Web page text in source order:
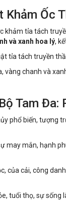
Khảm Ốc
khảm tỉa tách
và xanh hoa lý,
tỉa tách truyền
vàng chanh và
Tam
phổ biến, tượng
may mắn, hạnh
của cải, công
tuổi thọ, sự sống